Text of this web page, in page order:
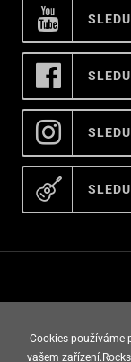
Cookies používáme
vašem zařízení.